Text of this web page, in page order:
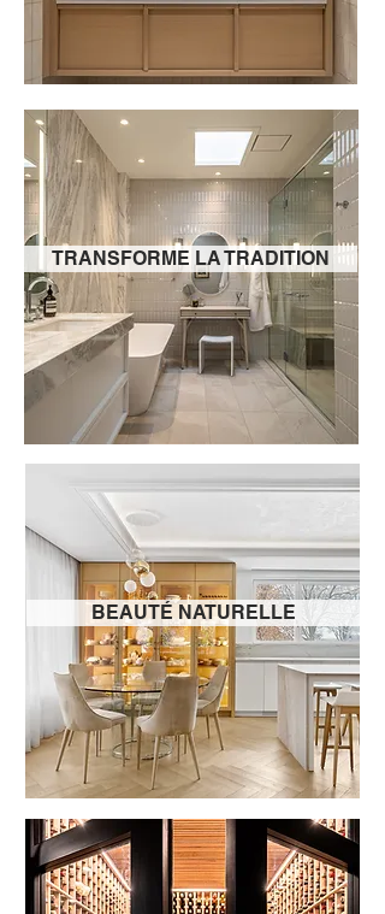
TRANSFORME LA TRADITION
BEAUTÉ NATURELLE